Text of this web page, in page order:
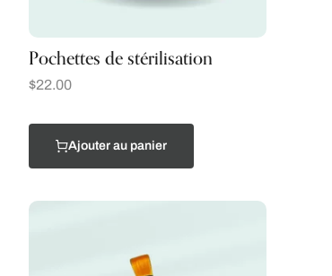
Pochettes de stérilisation
$22.00
Ajouter au panier